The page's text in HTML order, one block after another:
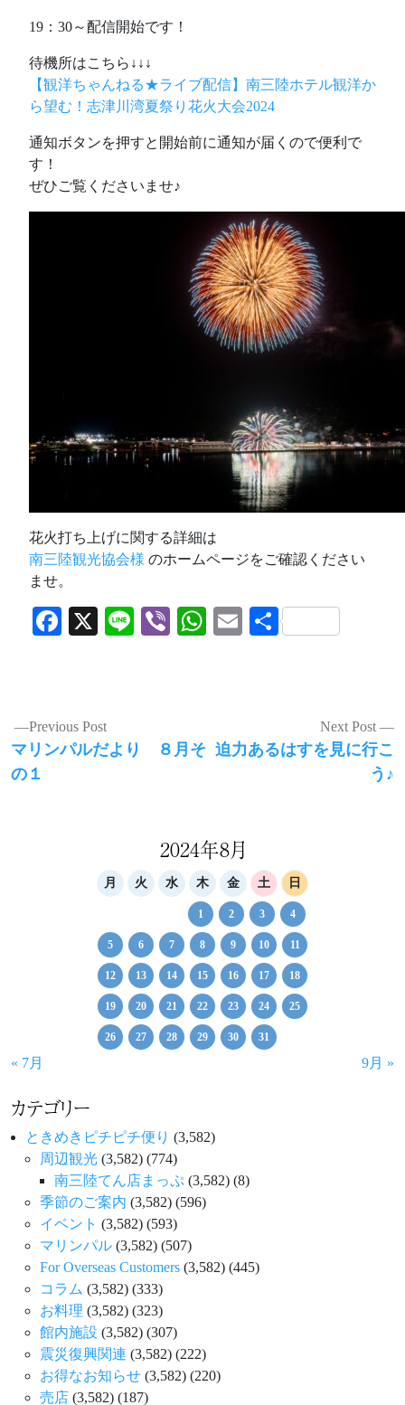
19：30～配信開始です！
待機所はこちら↓↓↓
【観洋ちゃんねる★ライブ配信】南三陸ホテル観洋か
ら望む！志津川湾夏祭り花火大会2024
通知ボタンを押すと開始前に通知が届くので便利で
す！
ぜひご覧くださいませ♪
花火打ち上げに関する詳細は
南三陸観光協会様 のホームページをご確認ください
ませ。
Facebook
X LineViberWhatsApp
Email
共
投
稿
ナ
Previous Post
Previous
post:
マリンパルだより ８月そ
の１
Next Post
Next
迫力あるはすを見に行こ
う♪
2024年8月
月 火 水 木 金 土 日
1 2 3 4
5 6 7 8 9 10 11
12 13 14 15 16 17 18
19 20 21 22 23 24 25
26 27 28 29 30 31
« 7月 9月 »
カテゴリー
ときめきピチピチ便り (3,582)
周辺観光 (3,582) (774)
南三陸てん店まっぷ (3,582) (8)
季節のご案内 (3,582) (596)
イベント (3,582) (593)
マリンパル (3,582) (507)
For Overseas Customers (3,582) (445)
コラム (3,582) (333)
お料理 (3,582) (323)
館内施設 (3,582) (307)
震災復興関連 (3,582) (222)
お得なお知らせ (3,582) (220)
売店 (3,582) (187)